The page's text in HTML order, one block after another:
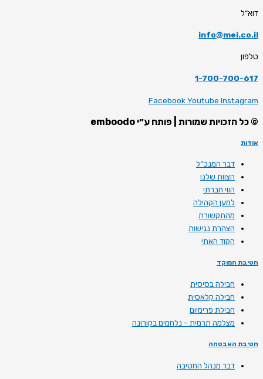
דוא״ל
info@mei.co.il
טלפון
1-700-700-617
FacebookYoutube Instagram
© כל הזכויות שמורות | פותח ע״י emboodo
אודות
דבר המנכ״ל
הצוות שלנו
הווי חברתי
למען הקהילה
מהתקשורת
הצהרת נגישות
הקוד האתי
חטיבת המוקד
חבילה בסיסית
חבילה קלאסית
חבילת פרימיום
מצלמה תרמית - נלחמים בקורונה
חטיבת האבטחה
דבר מנהל החטיבה